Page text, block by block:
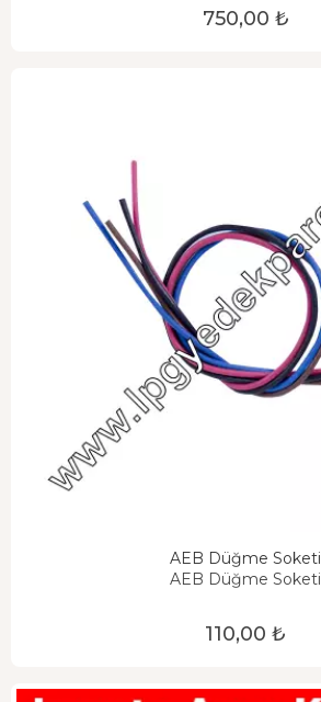
750,00 ₺
AEB Düğme Soketi
AEB Düğme Soketi
110,00 ₺